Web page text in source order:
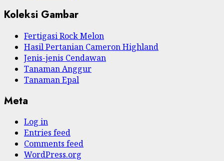
Koleksi Gambar
Fertigasi Rock Melon
Hasil Pertanian Cameron Highland
Jenis-jenis Cendawan
Tanaman Anggur
Tanaman Epal
Meta
Log in
Entries feed
Comments feed
WordPress.org